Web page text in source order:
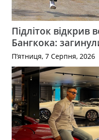
Підліток відкрив
Бангкока:
П’ятниця, 7 Серпня, 2026